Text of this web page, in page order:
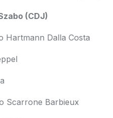
(CDJ)
Hartmann Dalla Costa
Scarrone Barbieux